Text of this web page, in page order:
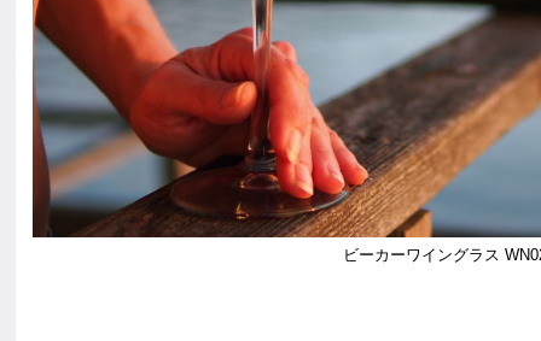
ビーカーワイングラス